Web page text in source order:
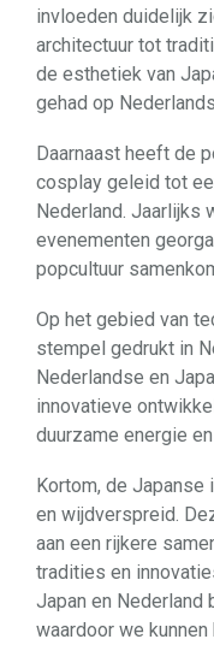
invloeden duidelijk
architectuur tot
de esthetiek van
gehad op
Daarnaast heeft de
cosplay geleid tot
Nederland. Jaarlijks
evenementen
popcultuur
Op het gebied van
stempel gedrukt in
Nederlandse en
innovatieve
duurzame energie
Kortom, de Japanse
en wijdverspreid.
aan een rijkere
tradities en
Japan en Nederland
waardoor we